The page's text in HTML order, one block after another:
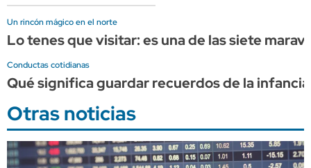
Un rincón mágico en el norte
Lo tenes que visitar: es una de las siete
Conductas cotidianas
Qué significa guardar recuerdos de la
Otras noticias